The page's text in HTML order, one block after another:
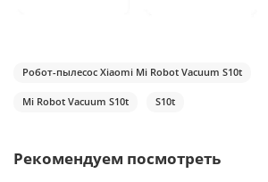
Робот-пылесос Xiaomi Mi Robot Vacuum S10t
Mi Robot Vacuum S10t S10t
Рекомендуем посмотреть